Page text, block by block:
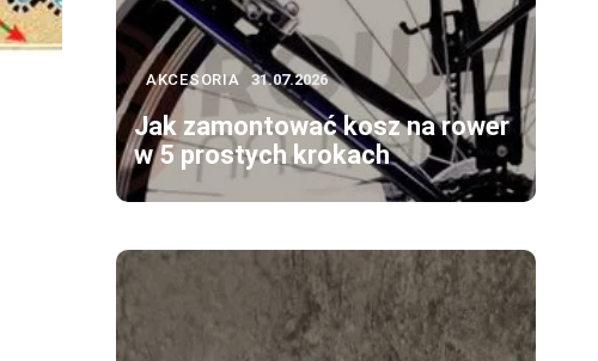
AKCESORIA 31.07.2026
Jak zamontować kosz na rower
w 5 prostych krokach